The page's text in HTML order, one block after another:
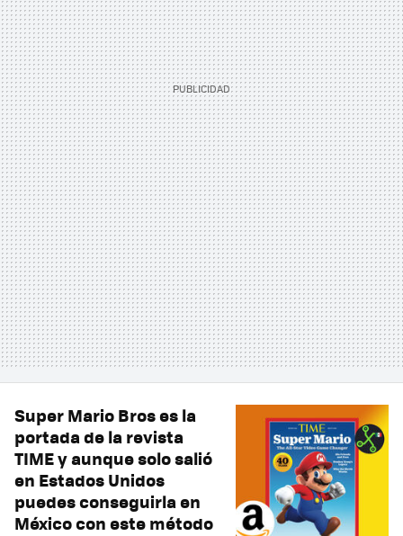
Super Mario Bros es la
portada de la revista
TIME y aunque solo salió
en Estados Unidos
puedes conseguirla en
México con este método